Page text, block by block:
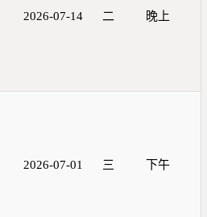
2026-07-14 二 晚上
2026-07-01 三 下午